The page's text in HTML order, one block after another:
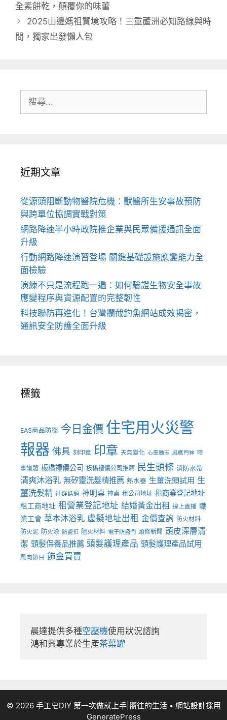
全素餅乾，顛覆你的味蕾
2025山邊媽祖贊境攻略！三重蘆洲必知路線與時
間，獨家出發懶人包
尋:
近期文章
從源頭阻斷動物醫院危機：獸醫所生安事故預防
與跨單位協調實戰對策
網路降速半小時政院推企業與民眾備援通訊全面
升級
行動網路降速演習登場 關鍵基礎設施應變能力全
面檢驗
演練不只是流程跑一遍：如何驗證生物安全事故
應變程序與資源配置的完整韌性
科技聯防再進化！台灣攔截釣魚網站成效揭密，
通訊安全防護全面升級
標籤
EAS商品防盜 今日金價 住宅用火災警
報器 佛具 刻印章 印章 天氣變化 心靈勵志 感應門神 時
事議題 板橋禮儀公司 板橋禮儀公司推薦 民生頭條 消防水帶
清爽沐浴乳 無矽靈洗髮精推薦 熱水器 生薑洗頭試用 生
薑洗髮精 社群話題 神明桌 神桌 租公司地址 租商業登記地址
租工商地址 租營業登記地址 結婚黃金出租 線上直播 職
業工會 草本沐浴乳 虛擬地址出租 金價查詢 防火材料
防火泥 防火漆 防盜扣 阻火材料 電子防盜門 頭條新聞 頭皮深層清
潔 頭髮保養品推薦 頭髮護理產品 頭髮護理產品試用
風向節目 飾金買賣
晨達提供多種空壓機使用狀況諮詢
鴻和興專業於生產茶葉罐
© 2026 手工皂DIY 第一次做就上手|嚮往的生活• 網站設計採用
GeneratePress